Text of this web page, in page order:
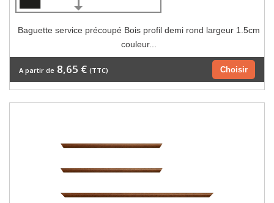
Baguette service précoupé Bois profil demi rond largeur 1.5cm
couleur...
Choisir
A partir de 8,65 € (TTC)